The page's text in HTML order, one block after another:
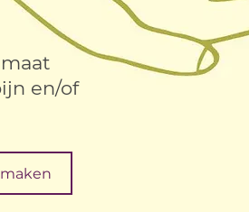
en/of